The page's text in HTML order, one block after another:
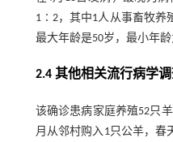
1∶2，其中1人从事畜牧养
最大年龄是50岁，最小年龄
2.4 其他相关流行病学
该确诊患病家庭养殖52只
月从邻村购入1只公羊，春